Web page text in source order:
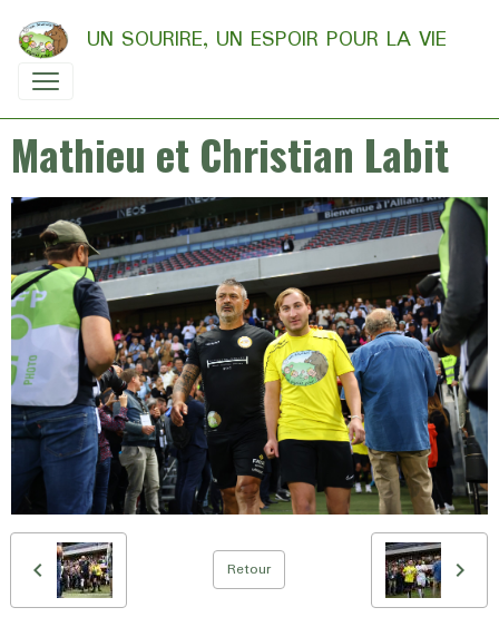
UN SOURIRE, UN ESPOIR POUR LA VIE
Mathieu et Christian Labit
Retour